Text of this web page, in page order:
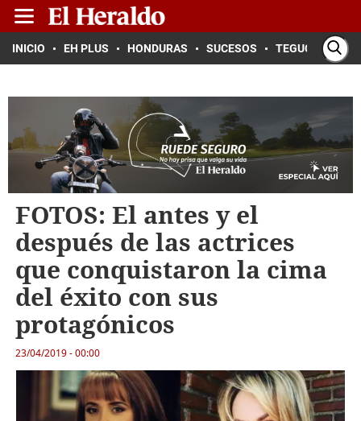
INICIO EH PLUS HONDURAS SUCESOS TEGUCIGALPA
FOTOS: El antes y el
después de las actrices
que conquistaron la cima
del éxito con sus
protagónicos
23/04/2019 - 00:00